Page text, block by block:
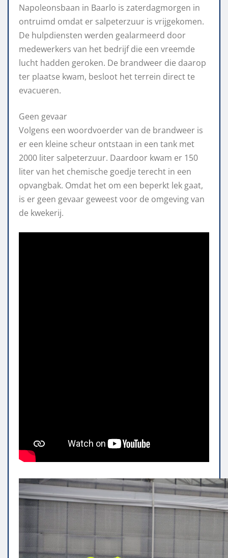
Napoleonsbaan in Baarlo is zaterdagmorgen in
ontruimd omdat er salpeterzuur is vrijgekomen.
De hulpdiensten werden gealarmeerd door
medewerkers van het bedrijf die een vreemde
lucht hadden geroken. De brandweer die daarop
ter plaatse kwam, besloot het terrein direct te
evacueren.
Geen gevaar
Volgens een woordvoerder van de brandweer is
er een kleine scheur ontstaan in een tank met
2000 liter salpeterzuur. Daardoor kwam er 150
liter van het chemische goedje terecht in een
opvangbak. Omdat het om een beperkt lek gaat,
is er geen gevaar geweest voor de omgeving van
de kwekerij.